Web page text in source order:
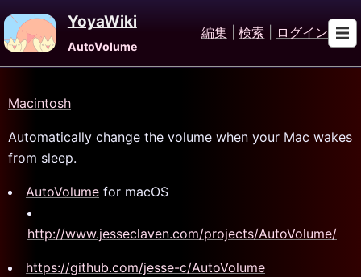
YoyaWiki
AutoVolume
編集 検索 ログイン
Macintosh
Automatically change the volume when your Mac wakes
from sleep.
AutoVolume for macOS
http://www.jesseclaven.com/projects/AutoVolume/
https://github.com/jesse-c/AutoVolume